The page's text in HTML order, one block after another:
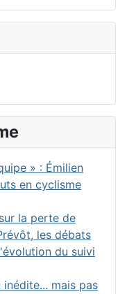
» : Émilien
en cyclisme
la perte de
les débats
du suivi
inédite... mais pas